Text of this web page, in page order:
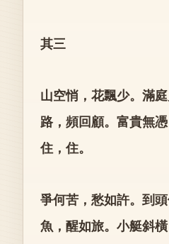
其三
山空悄，花飄少。滿
路，頻回顧。富貴無
住，住。
爭何苦，愁如許。到
魚，醒如旅。小艇斜